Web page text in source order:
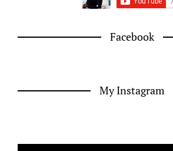
Facebook
My Instagram